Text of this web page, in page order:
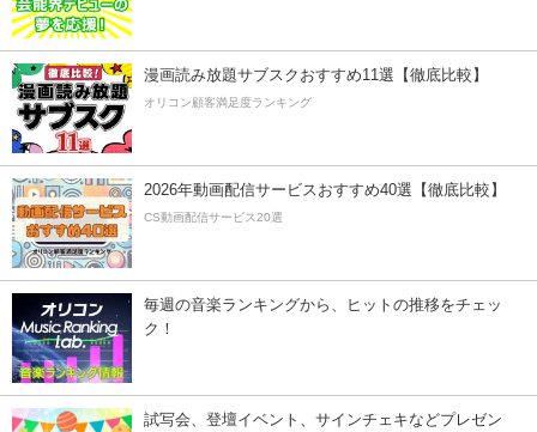
漫画読み放題サブスクおすすめ11選【徹底比較】
オリコン顧客満足度ランキング
2026年動画配信サービスおすすめ40選【徹底比較】
CS動画配信サービス20選
毎週の音楽ランキングから、ヒットの推移をチェッ
ク！
試写会、登壇イベント、サインチェキなどプレゼン